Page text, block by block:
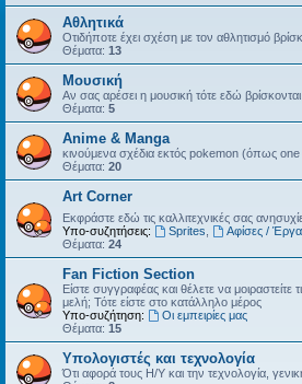
Αθλητικά
Οτιδήποτε έχει σχέση με τον αθλητισμό
Θέματα: 13
Μουσική
Αν σας αρέσει η μουσική τότε εδώ
Θέματα: 5
Anime & Manga
κινούμενα σχέδια εκτός pokemon (όπως
Θέματα: 20
Art Corner
Εκφράστε εδώ τις καλλιτεχνικές σας
Υπο-συζητήσεις:
Sprites
Αφίσες / Έργα
Θέματα: 24
Fan Fiction Section
Είστε συγγραφέας και θέλετε να μοιραστείτε
μελή; Τότε είστε στο κατάλληλο μέρος
Υπο-συζήτηση:
Οι εμπειρίες μας
Θέματα: 15
Υπολογιστές και τεχνολογία
Ότι αφορά τους Η/Υ και την τεχνολογία,